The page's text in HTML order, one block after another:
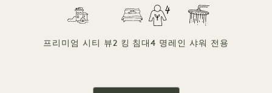
프리미엄 시티 뷰2 킹 침대4 명레인 샤워 전용